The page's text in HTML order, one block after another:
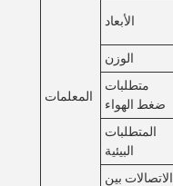
المعلمات
الأبعاد
الوزن
متطلبات
ضغط الهواء
المتطلبات
البيئية
الاتصالات بين